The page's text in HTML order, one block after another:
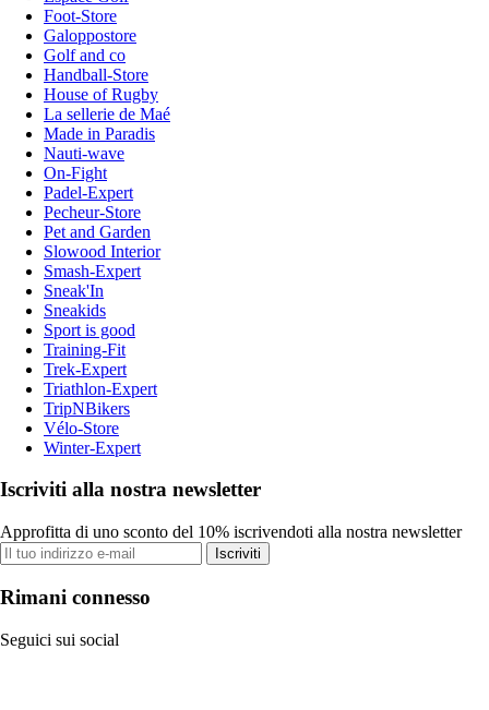
Foot-Store
Galoppostore
Golf and co
Handball-Store
House of Rugby
La sellerie de Maé
Made in Paradis
Nauti-wave
On-Fight
Padel-Expert
Pecheur-Store
Pet and Garden
Slowood Interior
Smash-Expert
Sneak'In
Sneakids
Sport is good
Training-Fit
Trek-Expert
Triathlon-Expert
TripNBikers
Vélo-Store
Winter-Expert
Iscriviti alla nostra newsletter
Approfitta di uno sconto del 10% iscrivendoti alla nostra newsletter
Iscriviti
Rimani connesso
Seguici sui social